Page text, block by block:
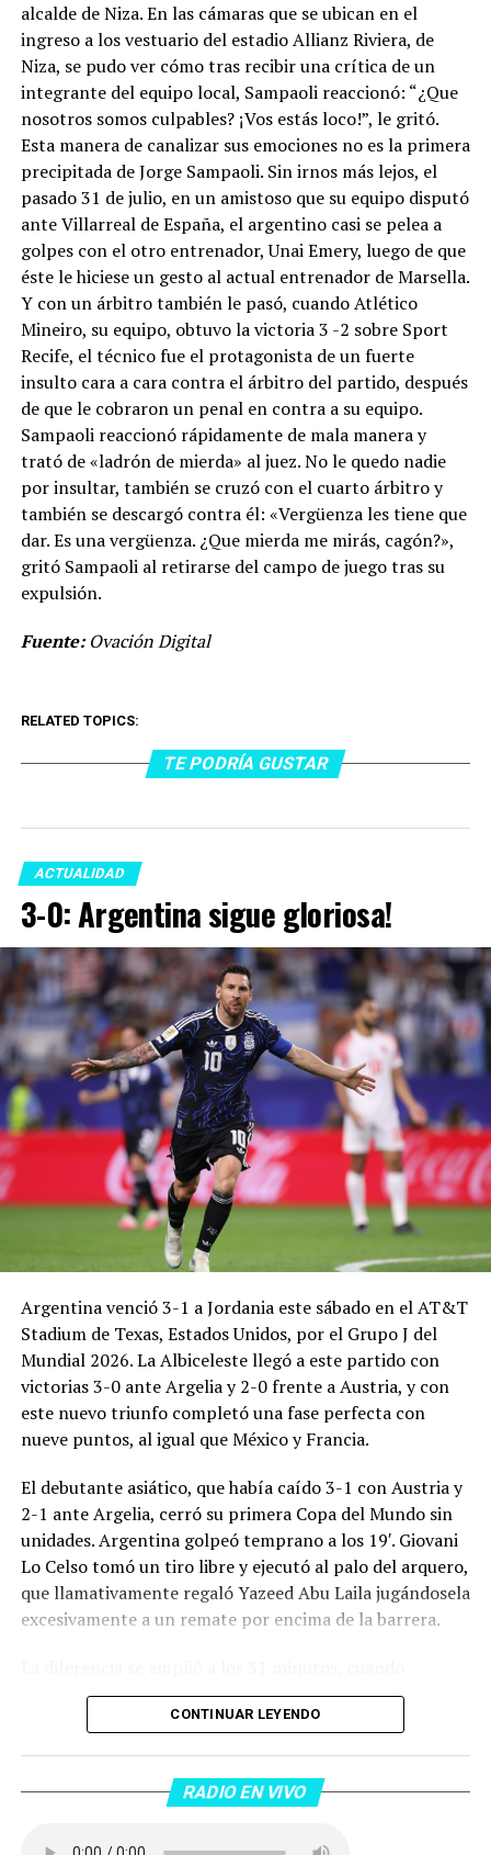
alcalde de Niza. En las cámaras que se ubican en el
ingreso a los vestuario del estadio Allianz Riviera, de
Niza, se pudo ver cómo tras recibir una crítica de un
integrante del equipo local, Sampaoli reaccionó: “¿Que
nosotros somos culpables? ¡Vos estás loco!”, le gritó.
Esta manera de canalizar sus emociones no es la primera
precipitada de Jorge Sampaoli. Sin irnos más lejos, el
pasado 31 de julio, en un amistoso que su equipo disputó
ante Villarreal de España, el argentino casi se pelea a
golpes con el otro entrenador, Unai Emery, luego de que
éste le hiciese un gesto al actual entrenador de Marsella.
Y con un árbitro también le pasó, cuando Atlético
Mineiro, su equipo, obtuvo la victoria 3 -2 sobre Sport
Recife, el técnico fue el protagonista de un fuerte
insulto cara a cara contra el árbitro del partido, después
de que le cobraron un penal en contra a su equipo.
Sampaoli reaccionó rápidamente de mala manera y
trató de «ladrón de mierda» al juez. No le quedo nadie
por insultar, también se cruzó con el cuarto árbitro y
también se descargó contra él: «Vergüenza les tiene que
dar. Es una vergüenza. ¿Que mierda me mirás, cagón?»,
gritó Sampaoli al retirarse del campo de juego tras su
expulsión.
Fuente:Ovación Digital
RELATED TOPICS:
TE PODRÍA GUSTAR
ACTUALIDAD
3-0: Argentina sigue gloriosa!
Argentina venció 3-1 a Jordania este sábado en el AT&T
Stadium de Texas, Estados Unidos, por el Grupo J del
Mundial 2026. La Albiceleste llegó a este partido con
victorias 3-0 ante Argelia y 2-0 frente a Austria, y con
este nuevo triunfo completó una fase perfecta con
nueve puntos, al igual que México y Francia.
El debutante asiático, que había caído 3-1 con Austria y
2-1 ante Argelia, cerró su primera Copa del Mundo sin
unidades. Argentina golpeó temprano a los 19′. Giovani
Lo Celso tomó un tiro libre y ejecutó al palo del arquero,
que llamativamente regaló Yazeed Abu Laila jugándosela
excesivamente a un remate por encima de la barrera.
Lautaro Martínez convirtió de penal el 2-0. El Toro
anotó su primer gol en Copas del Mundo, tras no
dentro del área sobre Marcos Senesi, que intentó ir a
una segunda pelota luego de un tiro en el travesaño del
CONTINUAR LEYENDO
RADIO EN VIVO